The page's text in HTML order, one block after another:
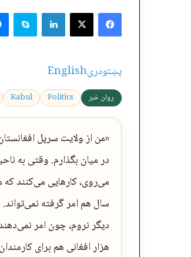
Facebook
X
پښتودریEnglish
روان خبر Politics
Kabul
«من از ولایت سرپل
در میان بگذارم. وقتی به
می‌روی، کارهایی می‌کنند
سال هم امر گرفته
هزار افغانی هم برای